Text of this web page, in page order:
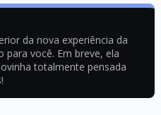
da nova experiência da
para você. Em breve, ela
totalmente pensada